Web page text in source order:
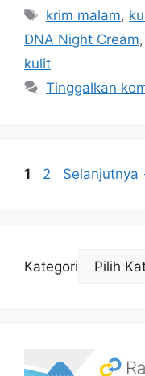
Tag
krim malam,
DNA Night Cream,
kulit
Tinggalkan
Halaman
1 Halaman
2 Selanjutnya
Kategori